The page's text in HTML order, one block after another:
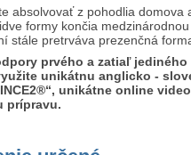
absolvovať z pohodlia domova
formy končia
stále pretrváva prezenčná
prvého a zatiaľ jediného
unikátnu anglicko -
unikátne online
prípravu.